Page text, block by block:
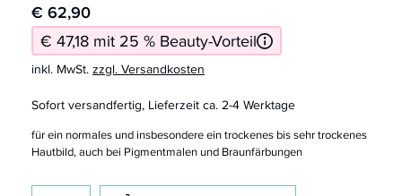
für ein normales und insbesondere ein trockenes bis sehr trockenes
Hautbild, auch bei Pigmentmalen und Braunfärbungen
€ 62,90
€ 47,18 mit 25 % Beauty-Vorteil
inkl. MwSt.zzgl. Versandkosten
Sofort versandfertig, Lieferzeit ca. 2-4 Werktage